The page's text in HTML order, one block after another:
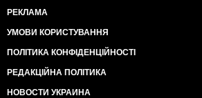
РЕКЛАМА
УМОВИ КОРИСТУВАННЯ
ПОЛІТИКА КОНФІДЕНЦІЙНОСТІ
РЕДАКЦІЙНА ПОЛІТИКА
НОВОСТИ УКРАИНА